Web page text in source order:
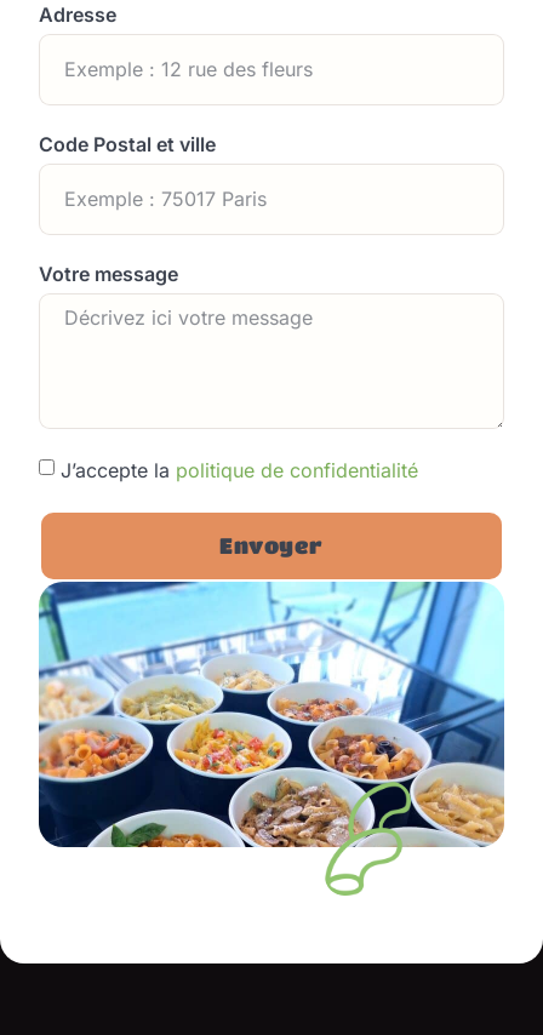
Adresse
Code Postal et ville
Votre message
J’accepte la politique de confidentialité
Envoyer